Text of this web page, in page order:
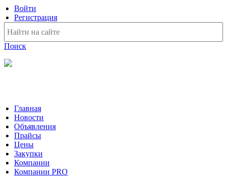
Войти
Регистрация
Поиск
Главная
Новости
Объявления
Прайсы
Цены
Закупки
Компании
Компании PRO